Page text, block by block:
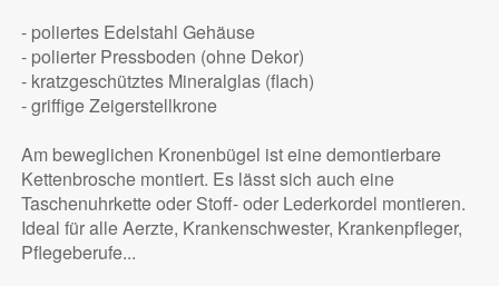
- poliertes Edelstahl Gehäuse
- polierter Pressboden (ohne Dekor)
- kratzgeschütztes Mineralglas (flach)
- griffige Zeigerstellkrone
Am beweglichen Kronenbügel ist eine demontierbare
Kettenbrosche montiert. Es lässt sich auch eine
Taschenuhrkette oder Stoff- oder Lederkordel montieren.
Ideal für alle Aerzte, Krankenschwester, Krankenpfleger,
Pflegeberufe...